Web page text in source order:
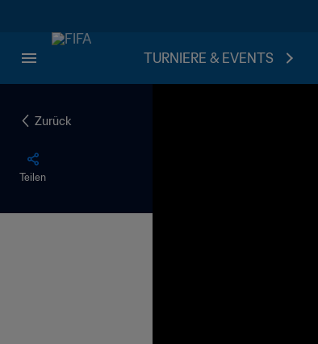
TURNIERE & EVENTS
Zurück
Teilen